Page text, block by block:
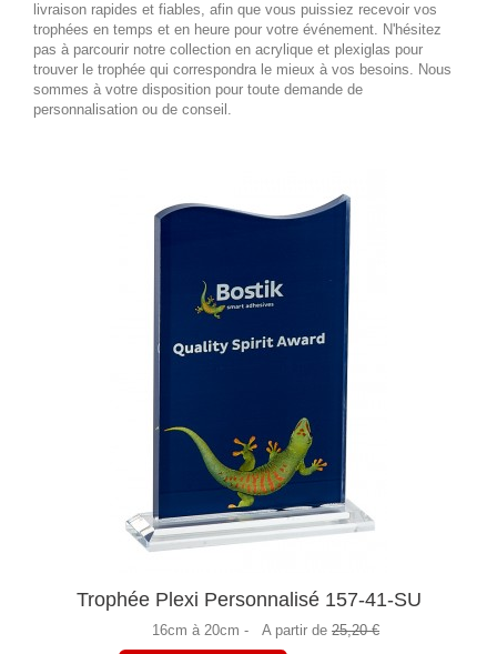
livraison rapides et fiables, afin que vous puissiez recevoir vos
trophées en temps et en heure pour votre événement. N'hésitez
pas à parcourir notre collection en acrylique et plexiglas pour
trouver le trophée qui correspondra le mieux à vos besoins. Nous
sommes à votre disposition pour toute demande de
personnalisation ou de conseil.
Trophée Plexi Personnalisé 157-41-SU
16cm à 20cm - A partir de 25,20 €